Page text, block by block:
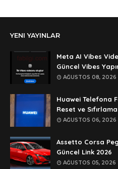
şifre ?
Anonymous
şifre ögrenebilirmiyim
Anonymous
🥰🥰🥰
Anonymous
dedezıplatan31 beğend👌
Anonymous
rar dosyasının şifresi nedir
YENI YAYINLAR
Meta AI Vibes
Güncel Vibes
AĞUSTOS 08, 2026
Huawei Telefona
Reset ve Sıfırlama
AĞUSTOS 06, 2026
Assetto Corsa
Güncel Link 2026
AĞUSTOS 05, 2026